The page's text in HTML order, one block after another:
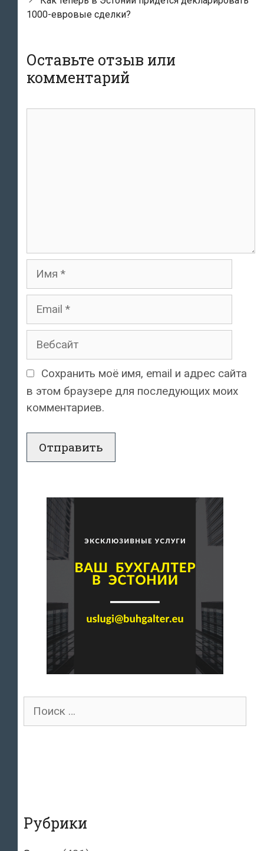
1000-евровые сделки?
Оставьте отзыв или
комментарий
Имя
Email
Вебсайт
Сохранить моё имя, email и адрес сайта
в этом браузере для последующих моих
комментариев.
Поиск
Рубрики